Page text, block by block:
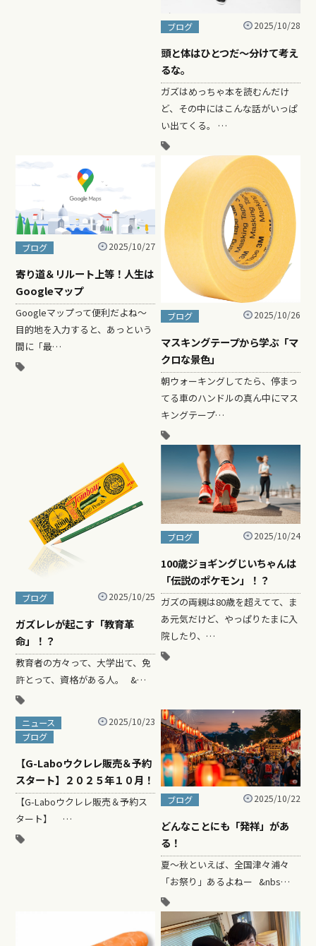
ブログ 2025/10/28
頭と体はひとつだ〜分けて考え
るな。
ガズはめっちゃ本を読むんだけ
ど、その中にはこんな話がいっぱ
い出てくる。 …
ブログ 2025/10/27
寄り道＆リルート上等！人生は
Googleマップ
Googleマップって便利だよね〜
目的地を入力すると、あっという
間に「最…
ブログ 2025/10/26
マスキングテープから学ぶ「マ
クロな景色」
朝ウォーキングしてたら、停まっ
てる車のハンドルの真ん中にマス
キングテープ…
ブログ 2025/10/25
ガズレレが起こす「教育革
命」！？
教育者の方々って、大学出て、免
許とって、資格がある人。 &…
ブログ 2025/10/24
100歳ジョギングじいちゃんは
「伝説のポケモン」！？
ガズの両親は80歳を超えてて、ま
あ元気だけど、やっぱりたまに入
院したり、…
ニュース
ブログ
2025/10/23
【G-Laboウクレレ販売＆予約
スタート】２０２５年１０月！
【G-Laboウクレレ販売＆予約ス
タート】 …
ブログ 2025/10/22
どんなことにも「発祥」があ
る！
夏〜秋といえば、全国津々浦々
「お祭り」あるよねー &nbs…